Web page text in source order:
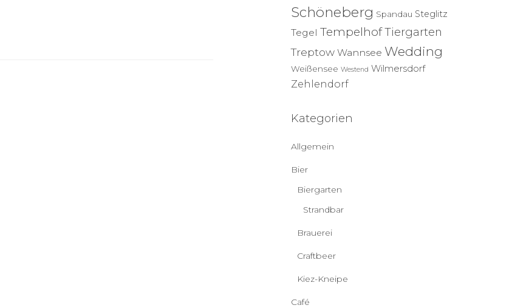
Schöneberg Spandau Steglitz
Tegel Tempelhof Tiergarten
Treptow Wannsee Wedding
Weißensee Westend Wilmersdorf
Zehlendorf
Kategorien
Allgemein
Bier
Biergarten
Strandbar
Brauerei
Craftbeer
Kiez-Kneipe
Café